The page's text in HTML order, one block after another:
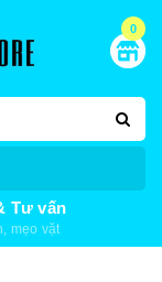
0
Tư vấn
mẹo vặt